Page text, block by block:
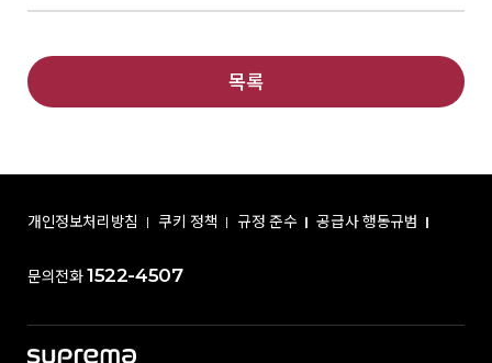
목록
개인정보처리방침 쿠키 정책 규정 준수 공급사 행동규범
문의전화 1522-4507